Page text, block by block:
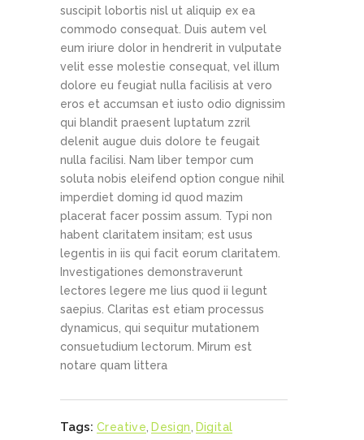
suscipit lobortis nisl ut aliquip ex ea
commodo consequat. Duis autem vel
eum iriure dolor in hendrerit in vulputate
velit esse molestie consequat, vel illum
dolore eu feugiat nulla facilisis at vero
eros et accumsan et iusto odio dignissim
qui blandit praesent luptatum zzril
delenit augue duis dolore te feugait
nulla facilisi. Nam liber tempor cum
soluta nobis eleifend option congue nihil
imperdiet doming id quod mazim
placerat facer possim assum. Typi non
habent claritatem insitam; est usus
legentis in iis qui facit eorum claritatem.
Investigationes demonstraverunt
lectores legere me lius quod ii legunt
saepius. Claritas est etiam processus
dynamicus, qui sequitur mutationem
consuetudium lectorum. Mirum est
notare quam littera
Tags: Creative, Design, Digital